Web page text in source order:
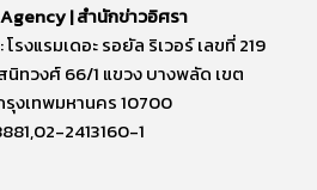
| สำนักข่าวอิศรา
รงแรมเดอะ รอยัล ริเวอร์ เลขที่ 219
ทวงศ์ 66/1 แขวง บางพลัด เขต
งเทพมหานคร 10700
2413160-1